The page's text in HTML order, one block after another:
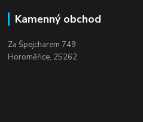
Kamenný obchod
Za Špejcharem 749
Horoměřice, 25262